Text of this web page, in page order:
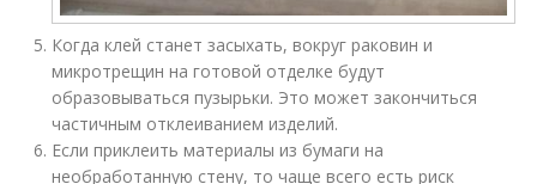
Когда клей станет засыхать, вокруг раковин и
микротрещин на готовой отделке будут
образовываться пузырьки. Это может закончиться
частичным отклеиванием изделий.
Если приклеить материалы из бумаги на
необработанную стену, то чаще всего есть риск